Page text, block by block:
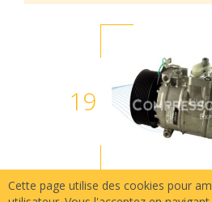
19
Cette page utilise des cookies pour